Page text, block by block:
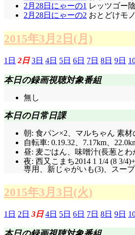
2月28日にゃーの1 レッツゴー
2月28日にゃーの2 おとどけモ
2015年3月2日(月)
1日 2日 3日 4日 5日 6日 7日 8日 9日
本日の録画視聴対象番組
無し
本日の日常日課
朝: 食パン×2、マルちゃん 素
自転車: 0.19.32、7.17km、
昼: 麦ごはん、味噌汁(長葱と
夜: 西又こまち2014 1 1/4 (8 3/
専用、新じゃがいも(3)、スー
2015年3月3日(火)
1日 2日 3日 4日 5日 6日 7日 8日 9日